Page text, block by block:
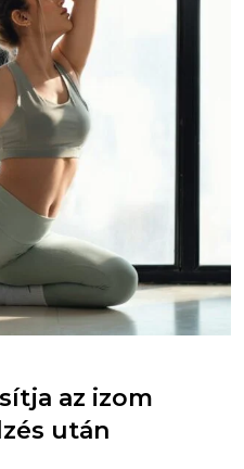
az izom
után